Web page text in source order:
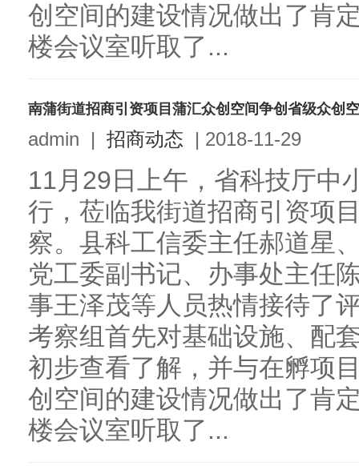
创空间的建设情况做出了肯
楼会议室听取了...
南蒲街道招商引资项目蒲汇众创空间争创省级众创
admin | 招商动态 | 2018-11-29
11月29日上午，省科技厅中
行，莅临我街道招商引资项
察。县科工信委主任郝道星
党工委副书记、办事处主任
事王泽茂等人员热情接待了
考察组首先对基础设施、配
初步查看了解，并与在孵项
创空间的建设情况做出了肯
楼会议室听取了...